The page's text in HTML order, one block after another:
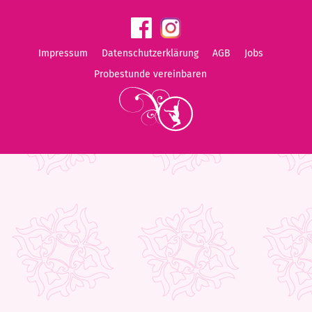
Impressum Datenschutzerklärung AGB Jobs
Probestunde vereinbaren